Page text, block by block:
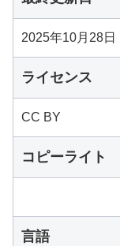
2025年10月28日
ライセンス
CC BY
コピーライト
言語